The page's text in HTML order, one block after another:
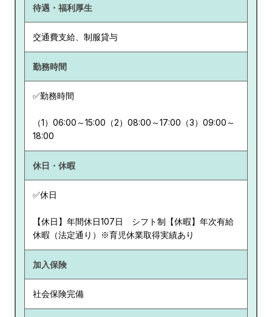
待遇・福利厚生
交通費支給、制服貸与
勤務時間
✅勤務時間
（1）06:00～15:00（2）08:00～17:00（3）09:00～
18:00
休日・休暇
✅休日
【休日】年間休日107日 シフト制【休暇】年次有給
休暇（法定通り）※育児休業取得実績あり
加入保険
社会保険完備